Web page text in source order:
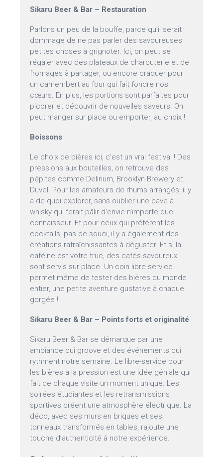
Sikaru Beer & Bar – Restauration
Parlons un peu de la bouffe, parce qu’il serait
dommage de ne pas parler des savoureuses
petites choses à grignoter. Ici, on peut se
régaler avec des plateaux de charcuterie et de
fromages à partager, ou encore craquer pour
un camembert au four qui fait fondre nos
cœurs. En plus, les portions sont parfaites pour
picorer et découvrir de nouvelles saveurs. On
peut manger sur place ou emporter, au choix !
Boissons
Le choix de bières ici, c’est un vrai festival ! Des
pressions aux bouteilles, on retrouve des
pépites comme Delirium, Brooklyn Brewery et
Duvel. Pour les amateurs de rhums arrangés, il y
a de quoi explorer, sans oublier une cave à
whisky qui ferait pâlir d’envie n’importe quel
connaisseur. Et pour ceux qui préfèrent les
cocktails, pas de souci, il y a également des
créations rafraîchissantes à déguster. Et si la
caféine est votre truc, des cafés savoureux
sont servis sur place. Un coin libre-service
permet même de tester des bières du monde
entier, une petite aventure gustative à chaque
gorgée !
Sikaru Beer & Bar – Points forts et originalité
Sikaru Beer & Bar se démarque par une
ambiance qui groove et des événements qui
rythment notre semaine. Le libre-service pour
les bières à la pression est une idée géniale qui
fait de chaque visite un moment unique. Les
soirées étudiantes et les retransmissions
sportives créent une atmosphère électrique. La
déco, avec ses murs en briques et ses
tonneaux transformés en tables, rajoute une
touche d’authenticité à notre expérience.